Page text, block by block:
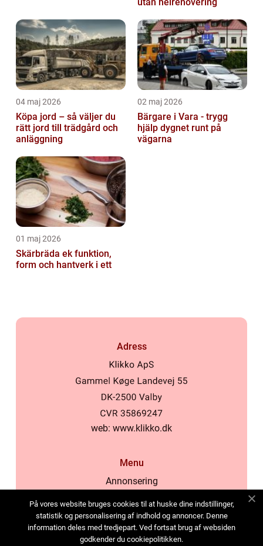
04 maj 2026
Köpa jord – så väljer du
rätt jord till trädgård och
anläggning
02 maj 2026
Bärgare i Vara - trygg
hjälp dygnet runt på
vägarna
01 maj 2026
Skärbräda ek funktion,
form och hantverk i ett
Adress
web: www.klikko.dk
Menu
Annonsering
Cookies
Kontakta oss
På vores website bruges cookies til at huske dine indstillinger,
statistik og personalisering af indhold og annoncer. Denne
information deles med tredjepart. Ved fortsat brug af websiden
godkender du cookiepolitikken.